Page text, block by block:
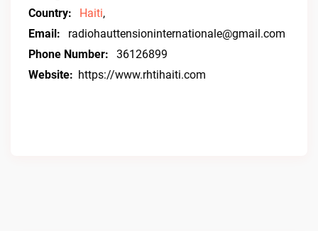
Country:
Haiti,
Email:
radiohauttensioninternationale@gmail.com
Phone Number:
36126899
Website: https://www.rhtihaiti.com